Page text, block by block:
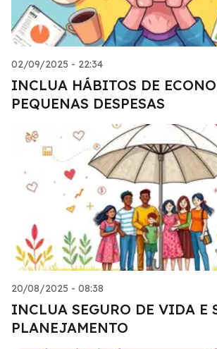
02/09/2025 - 22:34
INCLUA HÁBITOS DE
PEQUENAS DESPESAS
20/08/2025 - 08:38
INCLUA SEGURO DE VIDA E
PLANEJAMENTO